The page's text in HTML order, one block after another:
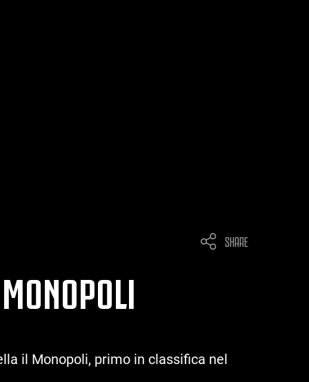
SHARE
il Monopoli, primo in classifica nel